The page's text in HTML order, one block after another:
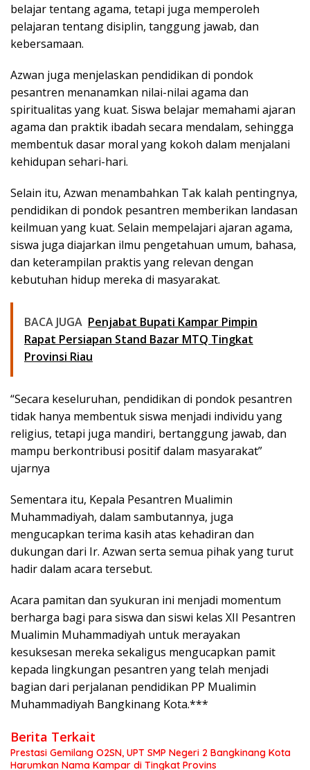
belajar tentang agama, tetapi juga memperoleh
pelajaran tentang disiplin, tanggung jawab, dan
kebersamaan.
Azwan juga menjelaskan pendidikan di pondok
pesantren menanamkan nilai-nilai agama dan
spiritualitas yang kuat. Siswa belajar memahami ajaran
agama dan praktik ibadah secara mendalam, sehingga
membentuk dasar moral yang kokoh dalam menjalani
kehidupan sehari-hari.
Selain itu, Azwan menambahkan Tak kalah pentingnya,
pendidikan di pondok pesantren memberikan landasan
keilmuan yang kuat. Selain mempelajari ajaran agama,
siswa juga diajarkan ilmu pengetahuan umum, bahasa,
dan keterampilan praktis yang relevan dengan
kebutuhan hidup mereka di masyarakat.
BACA JUGA Penjabat Bupati Kampar Pimpin
Rapat Persiapan Stand Bazar MTQ Tingkat
Provinsi Riau
“Secara keseluruhan, pendidikan di pondok pesantren
tidak hanya membentuk siswa menjadi individu yang
religius, tetapi juga mandiri, bertanggung jawab, dan
mampu berkontribusi positif dalam masyarakat”
ujarnya
Sementara itu, Kepala Pesantren Mualimin
Muhammadiyah, dalam sambutannya, juga
mengucapkan terima kasih atas kehadiran dan
dukungan dari Ir. Azwan serta semua pihak yang turut
hadir dalam acara tersebut.
Acara pamitan dan syukuran ini menjadi momentum
berharga bagi para siswa dan siswi kelas XII Pesantren
Mualimin Muhammadiyah untuk merayakan
kesuksesan mereka sekaligus mengucapkan pamit
kepada lingkungan pesantren yang telah menjadi
bagian dari perjalanan pendidikan PP Mualimin
Muhammadiyah Bangkinang Kota.***
Berita Terkait
Prestasi Gemilang O2SN, UPT SMP Negeri 2 Bangkinang Kota
Harumkan Nama Kampar di Tingkat Provins